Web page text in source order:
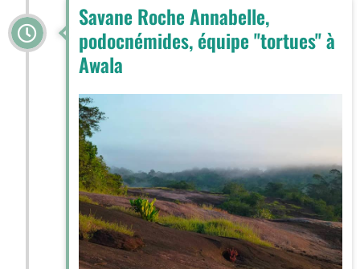
Savane Roche Annabelle,
podocnémides, équipe ''tortues'' à
Awala